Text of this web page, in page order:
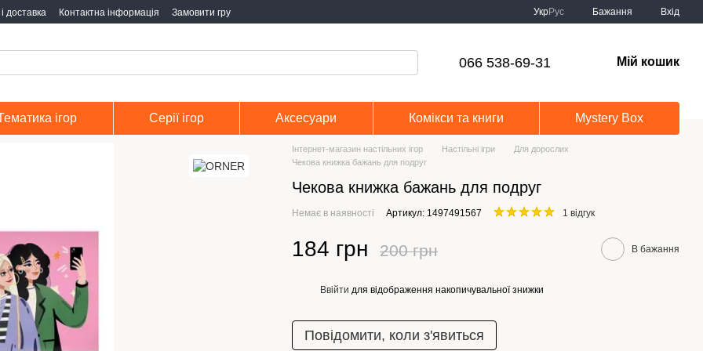
доставка Контактна інформація Замовити гру УкрРус Бажання Вхід
066 538-69-31 Мій кошик
ігор Серії ігор Аксесуари Комікси та книги Mystery Box
Інтернет-магазин настільних ігор Настільні ігри
Для дорослих
Чекова книжка бажань для подруг
Чекова книжка бажань для подруг
Немає в наявності Артикул: 1497491567 1 відгук
184 грн 200 грн В бажання
Ввійти для відображення накопичувальної знижки
Повідомити, коли з'явиться